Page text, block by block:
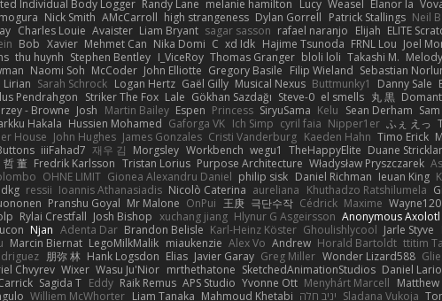
Individual Body Logger Randy Lane melanie hamilton Lucy Weasel Elanor la
mogura Nick Smith AMcCarroll high strangeness Dylan Gorrell Patrick Stallings Neil
Charles Louie Avaister Liam Bryant sagar sasson rafael naranjo Elijah ELITE
Bob Xavier Mehmet Can Nika Domi C xd Idk Hajime Tsunoda FRNL Lou Joel
thu huynh Stephen Bentley I_ViceRoy Thomas Granger bloli loli Takashi M.
Naomi Soh McCoder John Elliotte Gregory Basile Filip Wieland Sebastian
Lirian Sarah Schrock Logan Hertz Gaël Gilly Musical Nexus Buttmunky1 Danny Sale
Pendrahgon Striker The Fox Lale Gökhan Sazdağı Steve-0 el smells 丸 黒
- Browne Josh Martin Bailey Espen Princess SiryuSama Kelu Sean Derham
Hakala Hussien Mohamed Gaforga VK Ich Simp cyril faia Nipper1er ふぇ えっ
House John Hughes James Gonzales Cristi Vanderburg Kaeden Hahn Timo Erick
iiiFahad7 재우 김 Morgsley Workbench wegu1 TheHappyElite Duane
哲 董 Fredrik Karlsson Tristan Lorius Purpose Architecture Władysław Pryszczarek
OHNE LIMIT Gionea Alexandru Daniel philip sisk Daniel Richman Ieuan King
ressii Ioannis Athanasiadis Nicolò Caterina aureliana Khuthadzo Ratshilumela
Pranshu Goyal Mr Malone OnPui 王庚 극단수작 Cédrick Maxime Wayne120
Rylai Crestfall Josh Bishop xuchang jiang Hlynur G Asgeirsson Anonymous Axolotl
Njan Adenta Dar Brandon Belisle Karl-Heinz Köster Ghoulishlycool Jarle Styve
Marcin Biernat LegoMilkMalik miaukenzie Alex Vo Andrew Horald Bartoldt ttitim
朋弥 林 Hank Logsdon Elias Javier Garay Greg Miller Wonder Lizard588
Chvyrev Wixer Wasu Ju'Nior mrthethatone SketchedAnimationStudios Daniel
Sagida T Eddy Raik Remus APS Studio Yvonne Ott Menyhárt Marcell
Williem McWhorter Liam Tanaka Mahmoud Khetabi יניב חלה Sladana Vukoja